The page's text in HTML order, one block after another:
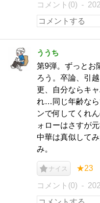
コメント(0)
ううち
第9弾。ずっとお
ろう。卒論、引
更、自分ならキ
れ…同じ年齢な
ンで何してくれ
ォローはさすが
中華は真似して
み。
ナイス ★23
コメント(0)